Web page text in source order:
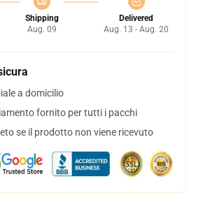
Shipping
Aug. 09
Delivered
Aug. 13 - Aug. 20
a domicilio
fornito per tutti i pacchi
se il prodotto non viene ricevuto